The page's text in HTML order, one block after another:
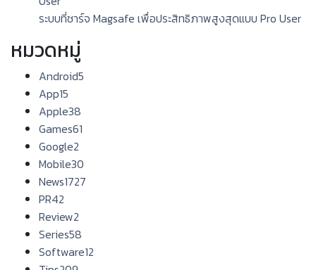
ระบบที่ชาร์จ Magsafe เพื่อประสิทธิภาพสูงสุดแบบ Pro User
หมวดหมู่
Android5
App15
Apple38
Games61
Google2
Mobile30
News1727
PR42
Review2
Series58
Software12